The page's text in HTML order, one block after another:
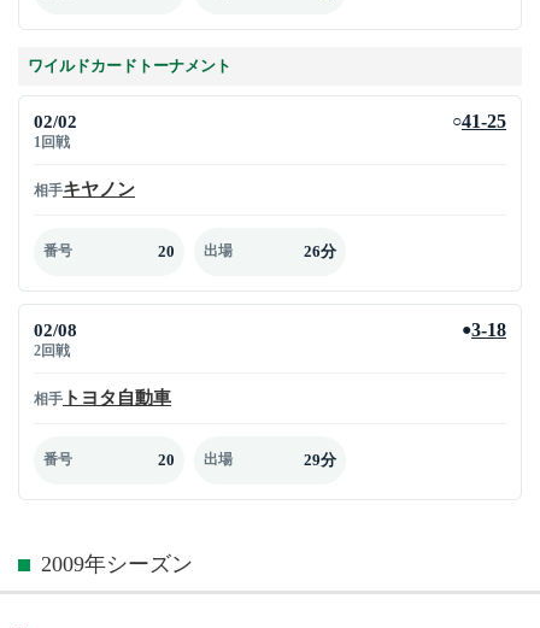
ワイルドカードトーナメント
02/02
1回戦
○41-25
相手キヤノン
番号 20 出場 26分
02/08
2回戦
●3-18
相手 トヨタ自動車
番号 20 出場 29分
2009年シーズン